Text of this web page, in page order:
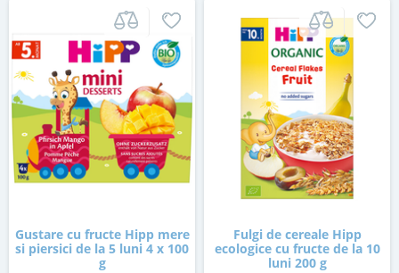
Gustare cu fructe Hipp mere
si piersici de la 5 luni 4 x 100
g
Fulgi de cereale Hipp
ecologice cu fructe de la 10
luni 200 g